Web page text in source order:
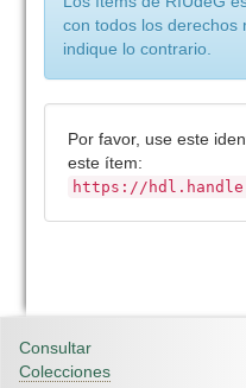
con todos los derechos
indique lo contrario.
Por favor, use este
este ítem:
https://
Consultar
Colecciones